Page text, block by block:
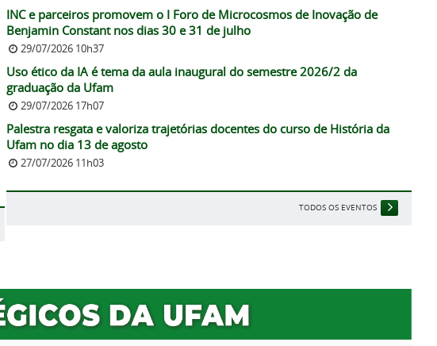
INC e parceiros promovem o I Foro de Microcosmos de Inovação de
Benjamin Constant nos dias 30 e 31 de julho
29/07/2026 10h37
Uso ético da IA é tema da aula inaugural do semestre 2026/2 da
graduação da Ufam
29/07/2026 17h07
Palestra resgata e valoriza trajetórias docentes do curso de História da
Ufam no dia 13 de agosto
27/07/2026 11h03
TODOS OS EVENTOS